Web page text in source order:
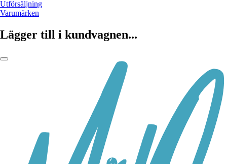
Utförsäljning
Varumärken
Lägger till i kundvagnen...